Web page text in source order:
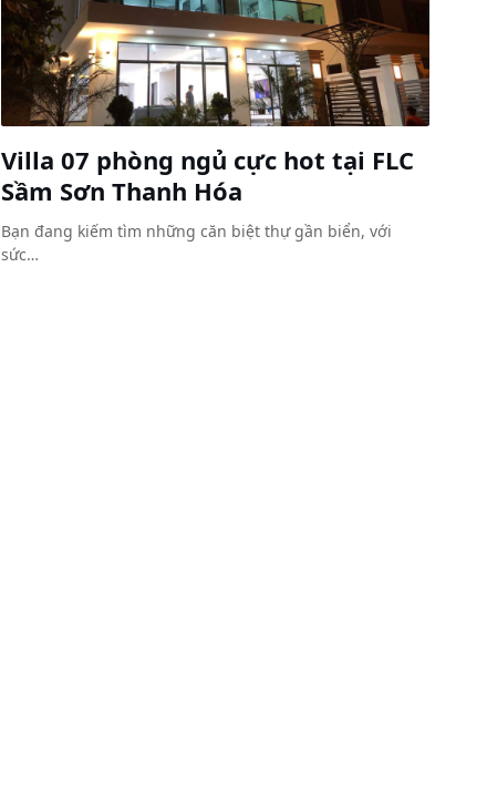
Villa 07 phòng ngủ cực hot tại FLC
Sầm Sơn Thanh Hóa
Bạn đang kiếm tìm những căn biệt thự gần biển, với
sức…